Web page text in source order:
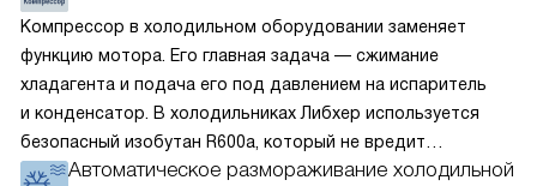
Компрессор в холодильном оборудовании заменяет
функцию мотора. Его главная задача — сжимание
хладагента и подача его под давлением на испаритель
и конденсатор. В холодильниках Либхер используется
безопасный изобутан R600a, который не вредит
окружающей среде. Компрессор перегоняет его
Автоматическое размораживание холодильной